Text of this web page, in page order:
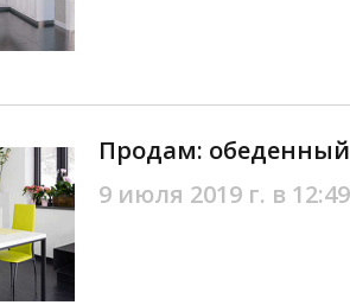
Продам: обеденный
9 июля 2019 г. в 12:49